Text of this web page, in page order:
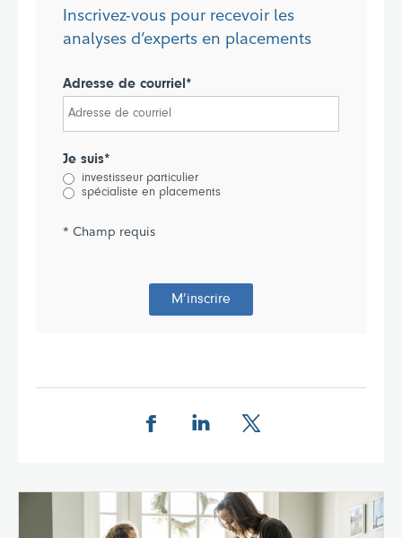
Inscrivez-vous pour recevoir les
analyses d’experts en placements
Adresse de courriel*
Je suis*
investisseur particulier
spécialiste en placements
* Champ requis
M’inscrire